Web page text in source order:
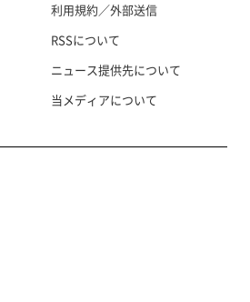
利用規約／外部送信
RSSについて
ニュース提供先について
当メディアについて